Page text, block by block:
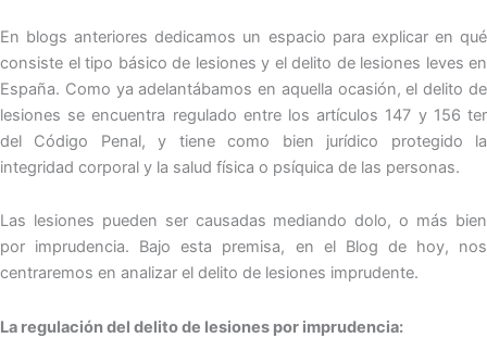
En blogs anteriores dedicamos un espacio para explicar en qué
consiste el tipo básico de lesiones y el delito de lesiones leves en
España. Como ya adelantábamos en aquella ocasión, el delito de
lesiones se encuentra regulado entre los artículos 147 y 156 ter
del Código Penal, y tiene como bien jurídico protegido la
integridad corporal y la salud física o psíquica de las personas.
Las lesiones pueden ser causadas mediando dolo, o más bien
por imprudencia. Bajo esta premisa, en el Blog de hoy, nos
centraremos en analizar el delito de lesiones imprudente.
La regulación del delito de lesiones por imprudencia: